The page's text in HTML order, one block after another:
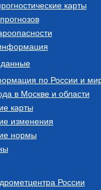
карты
данные
по России и
в Москве и области
карты
изменения
нормы
России